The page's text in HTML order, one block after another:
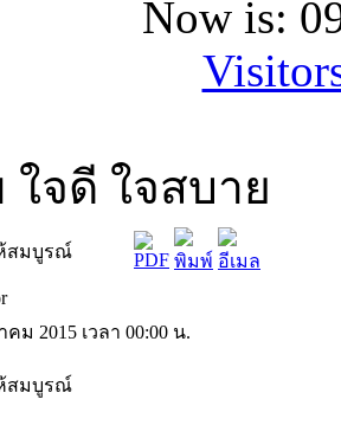
Now is:
ใจดี ใจสบาย
สมบูรณ์
2015 เวลา 00:00 น.
สมบูรณ์